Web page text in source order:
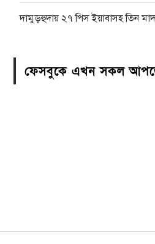
দামুড়হুদায় ২৭ পিস ইয়াবাসহ তিন মাদক
ফেসবুকে এখন সকল